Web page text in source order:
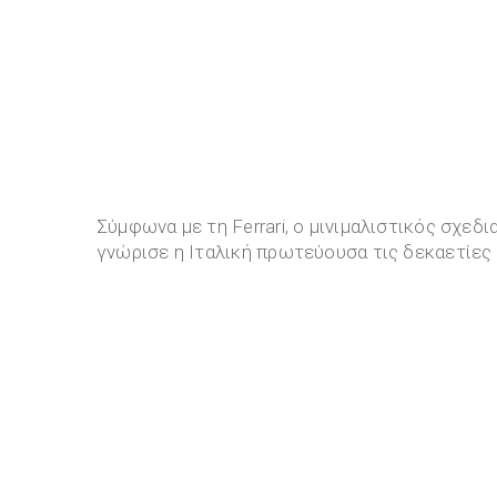
Σύμφωνα με τη Ferrari, ο μινιμαλιστικός
γνώρισε η Ιταλική πρωτεύουσα τις